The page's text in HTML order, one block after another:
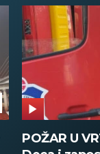
POŽAR U